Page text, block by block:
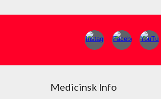
Medicinsk Info